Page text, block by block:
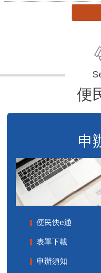
便
申
便民快e通
表單下載
申辦須知